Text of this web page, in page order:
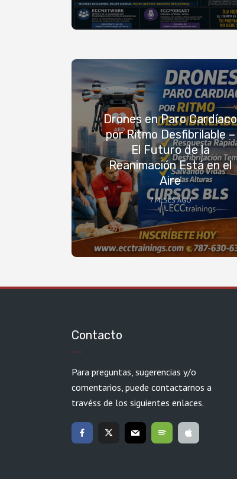
Drones en Paro Cardíaco
por Ritmo Desfibrilable –
El Futuro de la
Reanimación Está en el
Aire
7 MESES AGO
Contacto
Para preguntas, sugerencias y/o
comentarios, puede contactarnos a
travéss de los siguientes enlaces.